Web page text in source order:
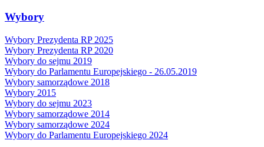
Wybory
Wybory Prezydenta RP 2025
Wybory Prezydenta RP 2020
Wybory do sejmu 2019
Wybory do Parlamentu Europejskiego - 26.05.2019
Wybory samorządowe 2018
Wybory 2015
Wybory do sejmu 2023
Wybory samorządowe 2014
Wybory samorządowe 2024
Wybory do Parlamentu Europejskiego 2024